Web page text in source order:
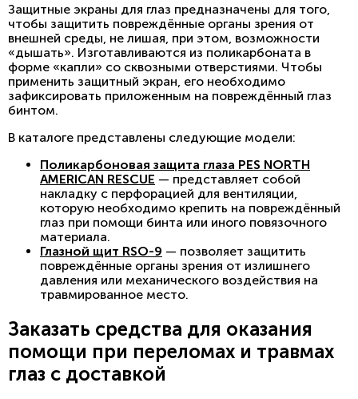
Защитные экраны для глаз предназначены для того,
чтобы защитить повреждённые органы зрения от
внешней среды, не лишая, при этом, возможности
«дышать». Изготавливаются из поликарбоната в
форме «капли» со сквозными отверстиями. Чтобы
применить защитный экран, его необходимо
зафиксировать приложенным на повреждённый глаз
бинтом.
В каталоге представлены следующие модели:
Поликарбоновая защита глаза PES NORTH
AMERICAN RESCUE — представляет собой
накладку с перфорацией для вентиляции,
которую необходимо крепить на повреждённый
глаз при помощи бинта или иного повязочного
материала.
Глазной щит RSO-9 — позволяет защитить
повреждённые органы зрения от излишнего
давления или механического воздействия на
травмированное место.
Заказать средства для оказания
помощи при переломах и травмах
глаз с доставкой